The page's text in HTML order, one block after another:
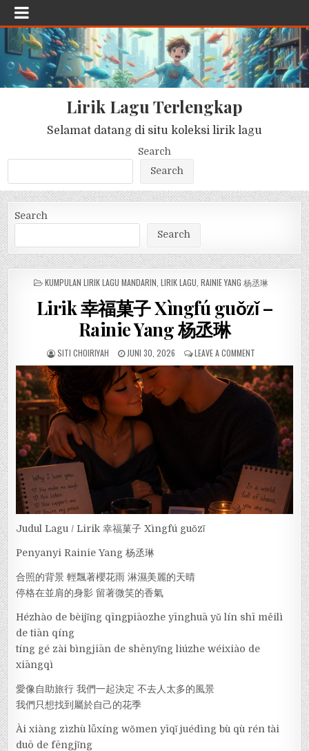
Lirik Lagu Terlengkap
Selamat datang di situ koleksi lirik lagu
Search
Search
Search
Search
POSTED
KUMPULAN LIRIK LAGU MANDARIN LIRIK LAGU RAINIE YANG 杨丞琳
Lirik 幸福菓子 Xìngfú guǒzǐ –
Rainie Yang 杨丞琳
SITI CHOIRIYAH JUNI 30, 2026 LEAVE A COMMENT
Judul Lagu / Lirik 幸福菓子 Xìngfú guǒzǐ
Penyanyi Rainie Yang 杨丞琳
合照的背景 輕飄著櫻花雨 淋濕美麗的天晴
停格在並肩的身影 留著微笑的香氣
Hézhào de bèijǐng qīngpiāozhe yīnghuā yǔ lín shī měilì
de tiān qíng
tíng gé zài bìngjiān de shēnyǐng liúzhe wéixiào de
xiāngqì
愛像自助旅行 我們一起決定 不去人太多的風景
我們只想找到屬於自己的花季
Ài xiàng zìzhù lǚxíng wǒmen yīqǐ juédìng bù qù rén tài
duō de fēngjǐng